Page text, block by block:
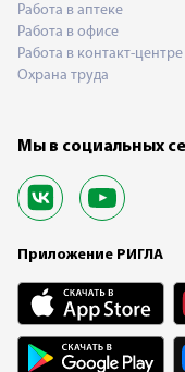
Работа в аптеке
Работа в офисе
Работа в контакт-центре
Охрана труда
Мы в социальных
Приложение РИГЛА